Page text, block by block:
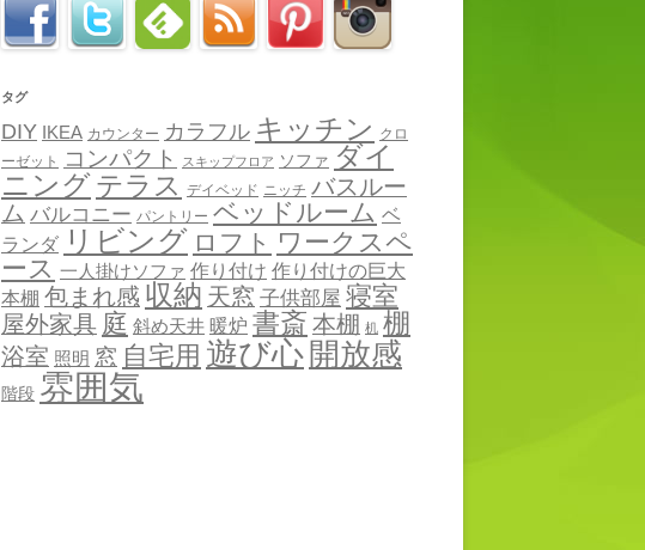
タグ
DIY IKEA カウンター カラフル キッチン クロ
ーゼット
コンパクト スキップフロア ソファ ダイ
ニングテラス デイベッド ニッチ バスルー
ム バルコニー パントリー ベッドルーム ベ
ランダ リビング ロフト ワークスペ
ース 一人掛けソファ 作り付け 作り付けの巨大
本棚 包まれ感 収納 天窓 子供部屋 寝室
屋外家具 庭 斜め天井 暖炉 書斎 本棚 机 棚
浴室 照明 窓 自宅用 遊び心 開放感
階段 雰囲気